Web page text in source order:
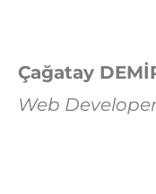
Çağatay
Web